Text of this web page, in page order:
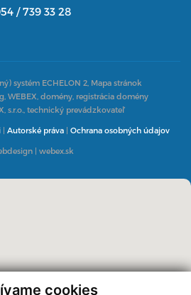
cookies
/ 739 33 28
systém ECHELON 2, Mapa stránok
WEBEX, domény, registrácia domény
s.r.o., technický prevádzkovateľ
| Autorské práva | Ochrana osobných údajov
| webex.sk